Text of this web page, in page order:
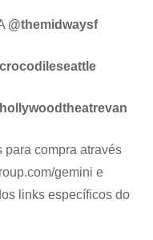
@themidwaysf
compra através
gemini e
links específicos do